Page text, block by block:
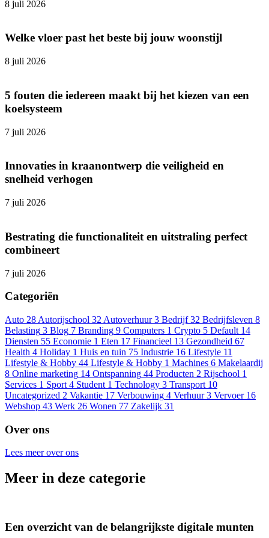
8 juli 2026
Welke vloer past het beste bij jouw woonstijl
8 juli 2026
5 fouten die iedereen maakt bij het kiezen van een
koelsysteem
7 juli 2026
Innovaties in kraanontwerp die veiligheid en
snelheid verhogen
7 juli 2026
Bestrating die functionaliteit en uitstraling perfect
combineert
7 juli 2026
Categoriën
Auto 28 Autorijschool 32 Autoverhuur 3 Bedrijf 32 Bedrijfsleven 8
Belasting 3 Blog 7 Branding 9 Computers 1 Crypto 5 Default 14
Diensten 55 Economie 1 Eten 17 Financieel 13 Gezondheid 67
Health 4 Holiday 1 Huis en tuin 75 Industrie 16 Lifestyle 11
Lifestyle & Hobby 44 Lifestyle & Hobby 1 Machines 6 Makelaardij
8 Online marketing 14 Ontspanning 44 Producten 2 Rijschool 1
Services 1 Sport 4 Student 1 Technology 3 Transport 10
Uncategorized 2 Vakantie 17 Verbouwing 4 Verhuur 3 Vervoer 16
Webshop 43 Werk 26 Wonen 77 Zakelijk 31
Over ons
Lees meer over ons
Meer in deze categorie
Een overzicht van de belangrijkste digitale munten